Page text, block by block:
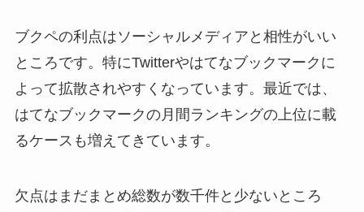
ブクペの利点はソーシャルメディアと相性がいい
ところです。特にTwitterやはてなブックマークに
よって拡散されやすくなっています。最近では、
はてなブックマークの月間ランキングの上位に載
るケースも増えてきています。
欠点はまだまとめ総数が数千件と少ないところ